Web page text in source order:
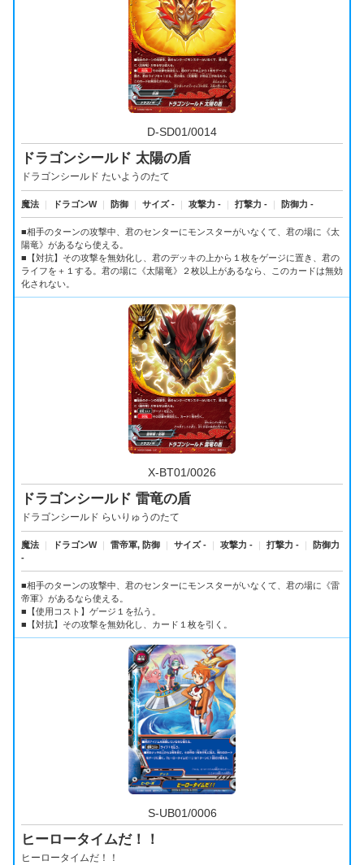
D-SD01/0014
ドラゴンシールド 太陽の盾
ドラゴンシールド たいようのたて
魔法 ｜ ドラゴンW ｜ 防御 ｜ サイズ - ｜ 攻撃力 - ｜ 打撃力 - ｜ 防御力 -
■相手のターンの攻撃中、君のセンターにモンスターがいなくて、君の場に《太
陽竜》があるなら使える。
■【対抗】その攻撃を無効化し、君のデッキの上から１枚をゲージに置き、君の
ライフを＋１する。君の場に《太陽竜》２枚以上があるなら、このカードは無効
化されない。
X-BT01/0026
ドラゴンシールド 雷竜の盾
ドラゴンシールド らいりゅうのたて
魔法 ｜ ドラゴンW ｜ 雷帝軍, 防御 ｜ サイズ - ｜ 攻撃力 - ｜ 打撃力 - ｜
防御力
-
■相手のターンの攻撃中、君のセンターにモンスターがいなくて、君の場に《雷
帝軍》があるなら使える。
■【使用コスト】ゲージ１を払う。
■【対抗】その攻撃を無効化し、カード１枚を引く。
S-UB01/0006
ヒーロータイムだ！！
ヒーロータイムだ！！